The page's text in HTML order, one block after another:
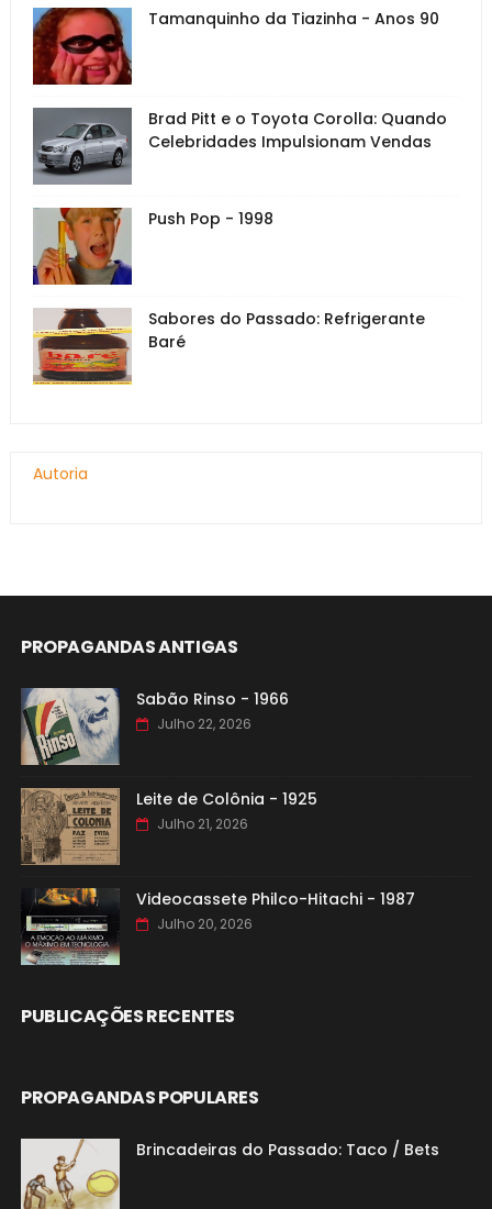
Tamanquinho da Tiazinha - Anos 90
Brad Pitt e o Toyota Corolla: Quando
Celebridades Impulsionam Vendas
Push Pop - 1998
Sabores do Passado: Refrigerante
Baré
Autoria
PROPAGANDAS ANTIGAS
Sabão Rinso - 1966
Julho 22, 2026
Leite de Colônia - 1925
Julho 21, 2026
Videocassete Philco-Hitachi - 1987
Julho 20, 2026
PUBLICAÇÕES RECENTES
PROPAGANDAS POPULARES
Brincadeiras do Passado: Taco / Bets